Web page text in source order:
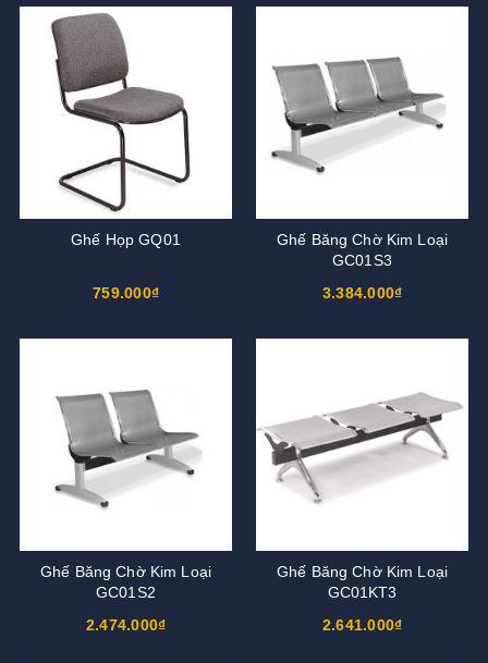
Ghế Họp GQ01
759.000₫
Ghế Băng Chờ Kim Loại
GC01S3
3.384.000₫
Ghế Băng Chờ Kim Loại
GC01S2
2.474.000₫
Ghế Băng Chờ Kim Loại
GC01KT3
2.641.000₫